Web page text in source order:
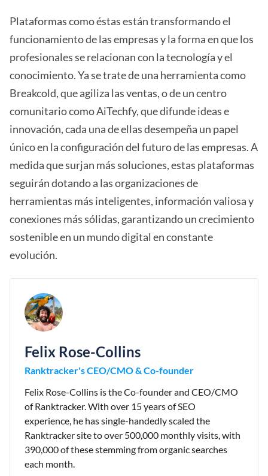
Plataformas como éstas están transformando el
funcionamiento de las empresas y la forma en que los
profesionales se relacionan con la tecnología y el
conocimiento. Ya se trate de una herramienta como
Breakcold, que agiliza las ventas, o de un centro
comunitario como AiTechfy, que difunde ideas e
innovación, cada una de ellas desempeña un papel
único en la configuración del futuro de las empresas. A
medida que surjan más soluciones, estas plataformas
seguirán dotando a las organizaciones de
herramientas más inteligentes, información valiosa y
conexiones más sólidas, garantizando un crecimiento
sostenible en un mundo digital en constante
evolución.
Felix Rose-Collins
Ranktracker's CEO/CMO & Co-founder
Felix Rose-Collins is the Co-founder and CEO/CMO
of Ranktracker. With over 15 years of SEO
experience, he has single-handedly scaled the
Ranktracker site to over 500,000 monthly visits, with
390,000 of these stemming from organic searches
each month.